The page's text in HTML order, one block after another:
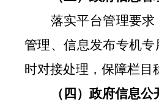
落实平台管理要求
管理、信息发布专机专
时对接处理，保障栏目
（四）政府信息